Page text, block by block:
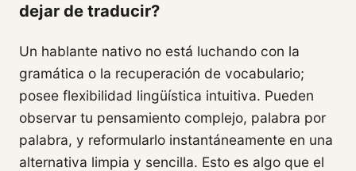
dejar de traducir?
Un hablante nativo no está luchando con la
gramática o la recuperación de vocabulario;
posee flexibilidad lingüística intuitiva. Pueden
observar tu pensamiento complejo, palabra por
palabra, y reformularlo instantáneamente en una
alternativa limpia y sencilla. Esto es algo que el